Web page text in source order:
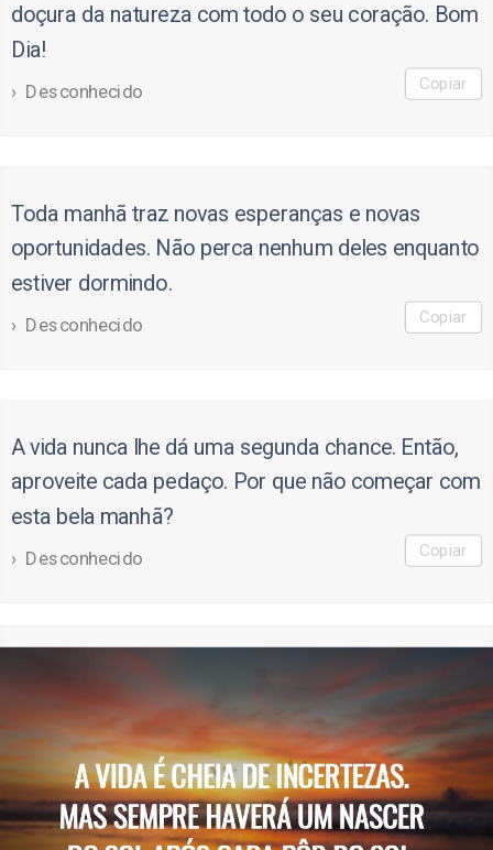
doçura da natureza com todo o seu coração. Bom
Dia!
Desconhecido Copiar
Toda manhã traz novas esperanças e novas
oportunidades. Não perca nenhum deles enquanto
estiver dormindo.
Desconhecido Copiar
A vida nunca lhe dá uma segunda chance. Então,
aproveite cada pedaço. Por que não começar com
esta bela manhã?
Desconhecido Copiar